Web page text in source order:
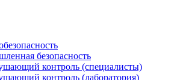
безопасность
контроль (специалисты)
контроль (лаборатория)